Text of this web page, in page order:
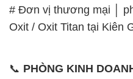
# Đơn vị thương mại │
Oxit / Oxit Titan tại Kiên
📞 PHÒNG KINH